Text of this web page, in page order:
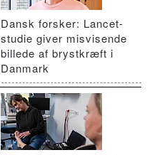
Dansk forsker: Lancet-
studie giver misvisende
billede af brystkræft i
Danmark